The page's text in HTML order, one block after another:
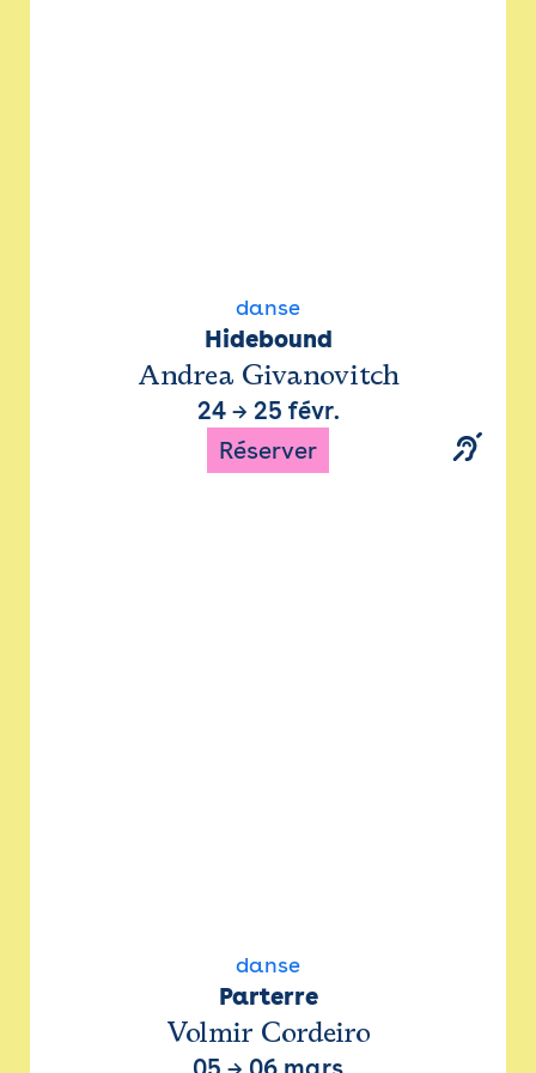
danse
Hidebound
Andrea Givanovitch
24→ 25 févr.
Réserver
danse
Parterre
Volmir Cordeiro